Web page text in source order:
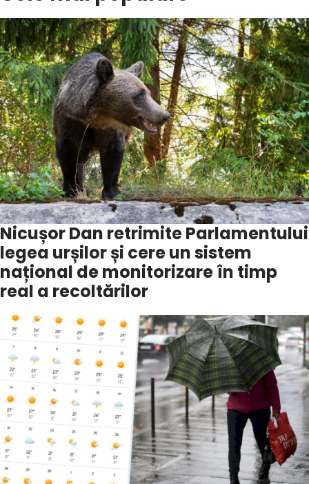
Nicușor Dan retrimite Parlamentului
legea urșilor și cere un sistem
național de monitorizare în timp
real a recoltărilor